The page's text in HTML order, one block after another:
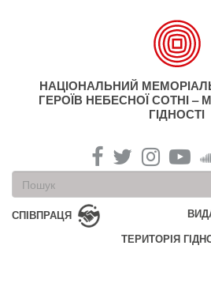
НАЦІОНАЛЬНИЙ
ГЕРОЇВ НЕБЕСНОЇ СОТНІ –
ГІДНОСТІ
Пошукова
форма
Пошук
СПІВПРАЦЯ
ТЕРИТОРІЯ